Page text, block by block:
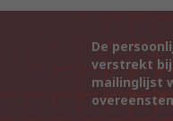
De
verstrekt bij
mailinglijst